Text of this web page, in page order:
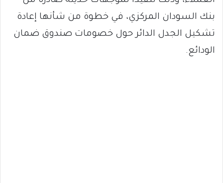
بنك السودان المركزي، في خطوة من شأنها إعادة
تشكيل الجدل الدائر حول خصومات صندوق ضمان
الودائع.